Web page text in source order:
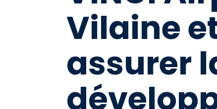
Vilaine
assurer